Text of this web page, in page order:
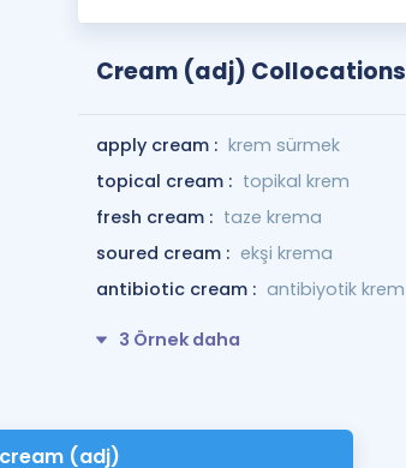
Cream (adj) Collocations
apply cream : krem sürmek
topical cream : topikal krem
fresh cream : taze krema
soured cream : ekşi krema
antibiotic cream : antibiyotik krem
3 Örnek daha
cream (adj)